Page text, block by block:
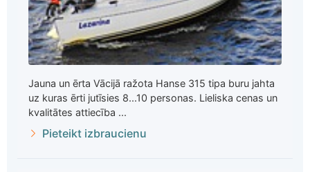
Jauna un ērta Vācijā ražota Hanse 315 tipa buru jahta
uz kuras ērti jutīsies 8...10 personas. Lieliska cenas un
kvalitātes attiecība ...
Pieteikt izbraucienu